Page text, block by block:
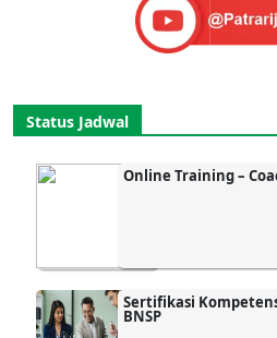
Status Jadwal
Online Training –
Sertifikasi
BNSP